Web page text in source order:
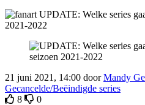
21 juni 2021, 14:00 doorMandy
Gecancelde/Beëindigde series
8
0